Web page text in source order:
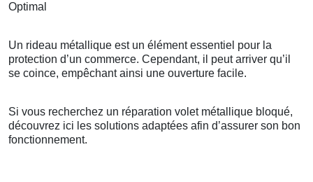
Optimal
Un rideau métallique est un élément essentiel pour la
protection d’un commerce. Cependant, il peut arriver qu’il
se coince, empêchant ainsi une ouverture facile.
Si vous recherchez un réparation volet métallique bloqué,
découvrez ici les solutions adaptées afin d’assurer son bon
fonctionnement.